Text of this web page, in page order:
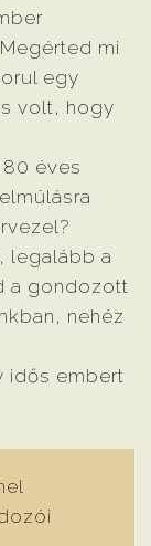
mi
egy
volt, hogy
éves
legalább a
a gondozott
nehéz
idős embert